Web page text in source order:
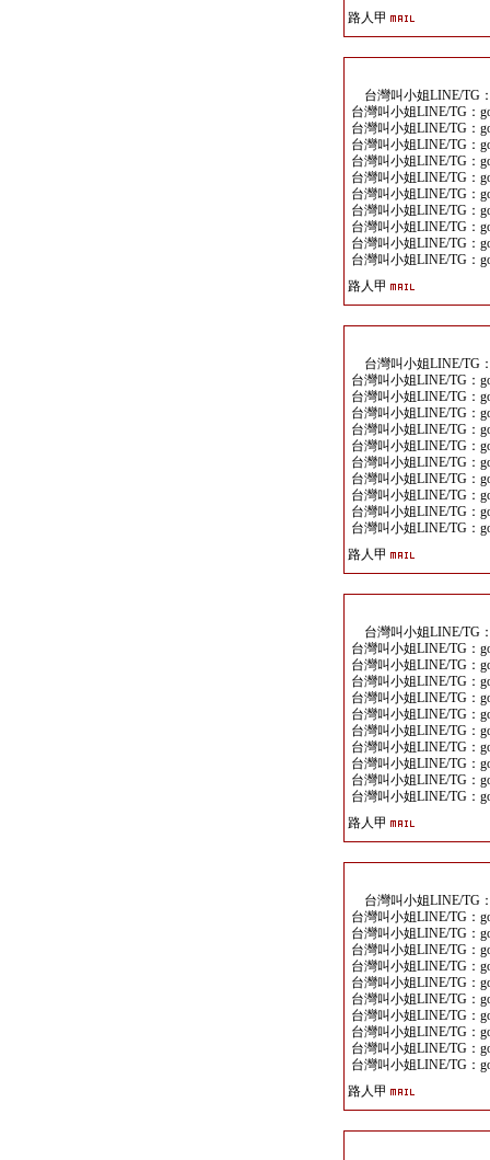
路人甲
台灣叫小姐LINE/TG
台灣叫小姐LINE/TG：
台灣叫小姐LINE/TG：
台灣叫小姐LINE/TG：
台灣叫小姐LINE/TG：
台灣叫小姐LINE/TG：
台灣叫小姐LINE/TG：
台灣叫小姐LINE/TG：
台灣叫小姐LINE/TG：
台灣叫小姐LINE/TG：
台灣叫小姐LINE/TG：
路人甲
台灣叫小姐LINE/TG
台灣叫小姐LINE/TG：
台灣叫小姐LINE/TG：
台灣叫小姐LINE/TG：
台灣叫小姐LINE/TG：
台灣叫小姐LINE/TG：
台灣叫小姐LINE/TG：
台灣叫小姐LINE/TG：
台灣叫小姐LINE/TG：
台灣叫小姐LINE/TG：
台灣叫小姐LINE/TG：
路人甲
台灣叫小姐LINE/TG
台灣叫小姐LINE/TG：
台灣叫小姐LINE/TG：
台灣叫小姐LINE/TG：
台灣叫小姐LINE/TG：
台灣叫小姐LINE/TG：
台灣叫小姐LINE/TG：
台灣叫小姐LINE/TG：
台灣叫小姐LINE/TG：
台灣叫小姐LINE/TG：
台灣叫小姐LINE/TG：
路人甲
台灣叫小姐LINE/TG
台灣叫小姐LINE/TG：
台灣叫小姐LINE/TG：
台灣叫小姐LINE/TG：
台灣叫小姐LINE/TG：
台灣叫小姐LINE/TG：
台灣叫小姐LINE/TG：
台灣叫小姐LINE/TG：
台灣叫小姐LINE/TG：
台灣叫小姐LINE/TG：
台灣叫小姐LINE/TG：
路人甲